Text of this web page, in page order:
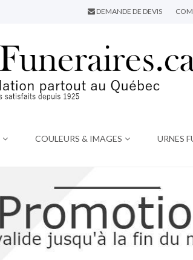
DEMANDE DE DEVIS
COULEURS & IMAGES URNES